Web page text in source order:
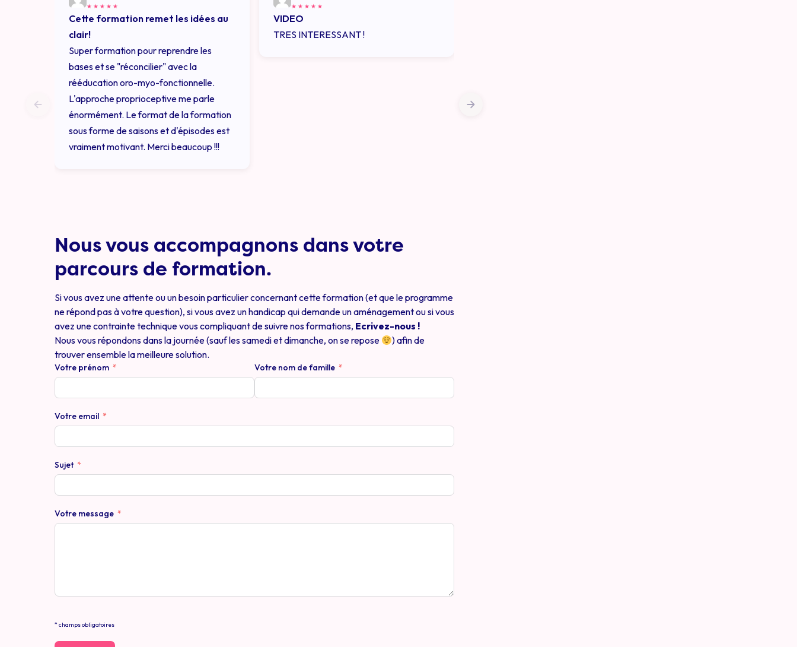
★ ★ ★ ★ ★
Cette formation remet les idées au
clair!
Super formation pour reprendre les
bases et se "réconcilier" avec la
rééducation oro-myo-fonctionnelle.
L'approche proprioceptive me parle
énormément. Le format de la formation
sous forme de saisons et d'épisodes est
vraiment motivant. Merci beaucoup !!!
★ ★ ★ ★ ★
VIDEO
TRES INTERESSANT !
Nous vous accompagnons dans votre
parcours de formation.
Si vous avez une attente ou un besoin particulier concernant cette formation (et que le programme
ne répond pas à votre question), si vous avez un handicap qui demande un aménagement ou si vous
avez une contrainte technique vous compliquant de suivre nos formations, Ecrivez-nous !
Nous vous répondons dans la journée (sauf les samedi et dimanche, on se repose
) afin de
trouver ensemble la meilleure solution.
Votre prénom Votre nom de famille
Votre email
Sujet
Votre message
* champs obligatoires